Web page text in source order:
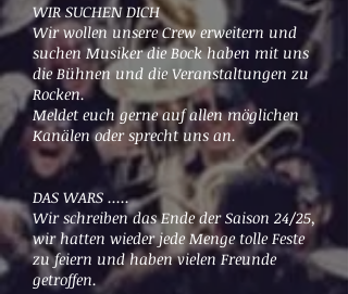
WIR SUCHEN DICH
Wir wollen unsere Crew erweitern und
suchen Musiker die Bock haben mit uns
die Bühnen und die Veranstaltungen zu
Rocken.
Meldet euch gerne auf allen möglichen
Kanälen oder sprecht uns an.
DAS WARS .....
Wir schreiben das Ende der Saison 24/25,
wir hatten wieder jede Menge tolle Feste
zu feiern und haben vielen Freunde
getroffen.